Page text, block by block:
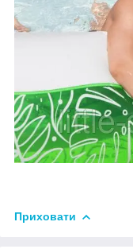
Приховати